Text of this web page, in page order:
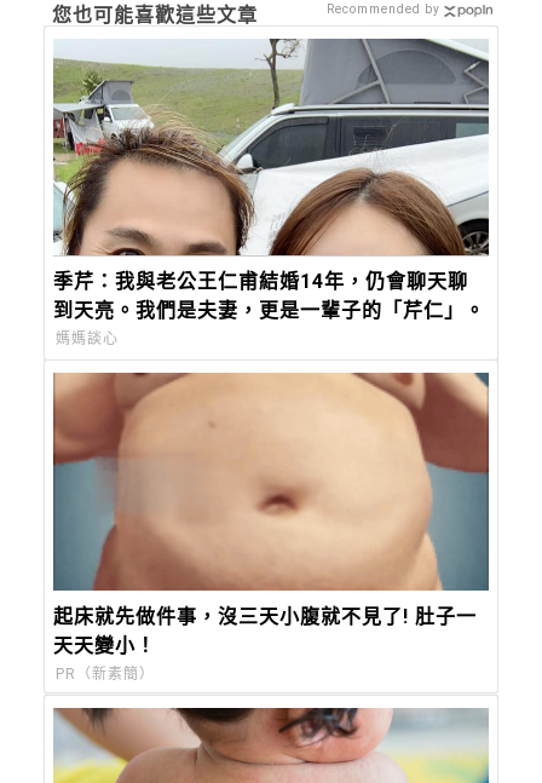
您也可能喜歡這些文章
季芹：我與老公王仁甫結婚14年，仍會聊天聊
到天亮。我們是夫妻，更是一輩子的「芹仁」。
媽媽談心
起床就先做件事，沒三天小腹就不見了! 肚子一
天天變小！
PR（新素簡）
Recommended by